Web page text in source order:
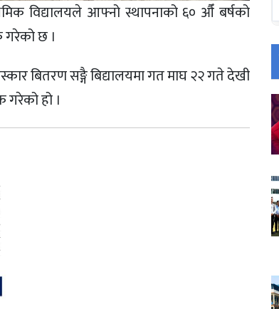
विद्यालयले आफ्नो स्थापनाको ६० औँ बर्षको
छ ।
बितरण सङ्गै बिद्यालयमा गत माघ २२ गते देखी
हो ।